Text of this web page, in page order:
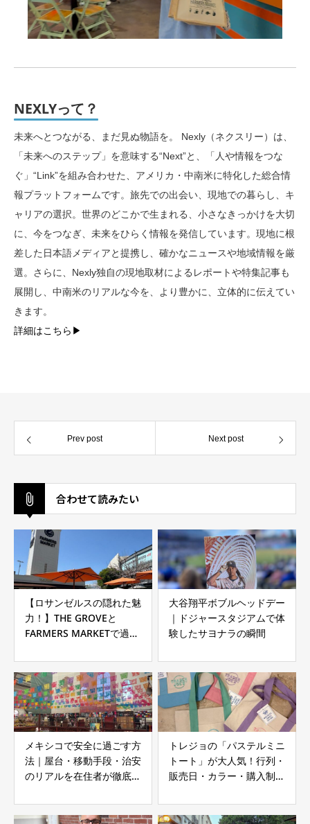
NEXLYって？
未来へとつながる、まだ見ぬ物語を。 Nexly（ネクスリー）は、
「未来へのステップ」を意味する“Next”と、「人や情報をつな
ぐ」“Link”を組み合わせた、アメリカ・中南米に特化した総合情
報プラットフォームです。旅先での出会い、現地での暮らし、キ
ャリアの選択。世界のどこかで生まれる、小さなきっかけを大切
に、今をつなぎ、未来をひらく情報を発信しています。現地に根
差した日本語メディアと提携し、確かなニュースや地域情報を厳
選。さらに、Nexly独自の現地取材によるレポートや特集記事も
展開し、中南米のリアルな今を、より豊かに、立体的に伝えてい
きます。
詳細はこちら▶︎
Prev post Next post
合わせて読みたい
【ロサンゼルスの隠れた魅
力！】THE GROVEと
FARMERS MARKETで過ご
大谷翔平ボブルヘッドデー
｜ドジャースタジアムで体
験したサヨナラの瞬間
メキシコで安全に過ごす方
法｜屋台・移動手段・治安
のリアルを在住者が徹底解
トレジョの「パステルミニ
トート」が大人気！行列・
販売日・カラー・購入制限